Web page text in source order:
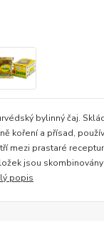
bylinný čaj.
koření a přísad,
mezi prastaré
jsou
popis